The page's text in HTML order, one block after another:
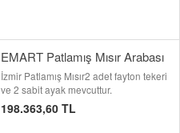
EMART Patlamış Mısır Arabası
İzmir Patlamış Mısır2 adet fayton tekeri
ve 2 sabit ayak mevcuttur.
198.363,60 TL